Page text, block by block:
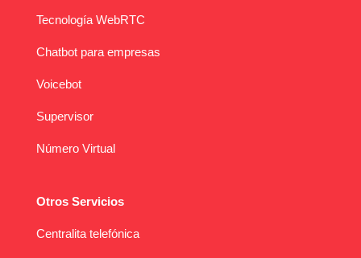
Tecnología WebRTC
Chatbot para empresas
Voicebot
Supervisor
Número Virtual
Otros Servicios
Centralita telefónica